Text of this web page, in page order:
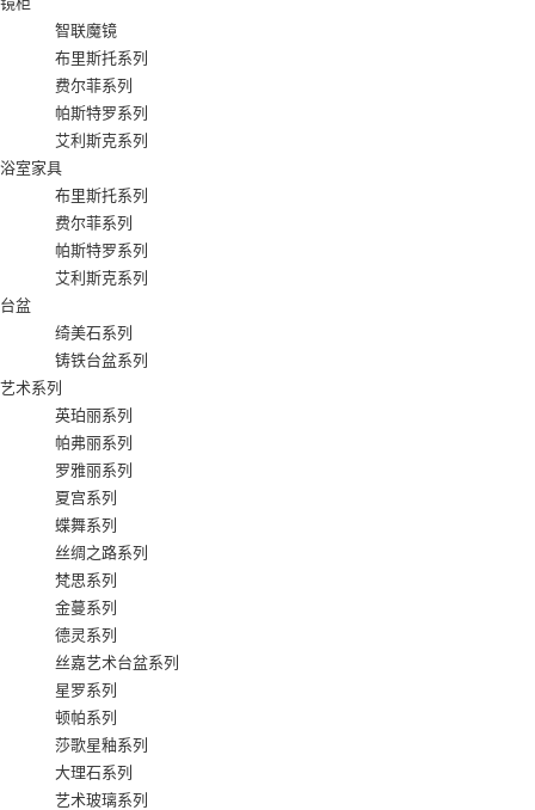
智联魔镜
布里斯托系列
费尔菲系列
帕斯特罗系列
艾利斯克系列
浴室家具
布里斯托系列
费尔菲系列
帕斯特罗系列
艾利斯克系列
台盆
绮美石系列
铸铁台盆系列
艺术系列
英珀丽系列
帕弗丽系列
罗雅丽系列
夏宫系列
蝶舞系列
丝绸之路系列
梵思系列
金蔓系列
德灵系列
丝嘉艺术台盆系列
星罗系列
顿帕系列
莎歌星釉系列
大理石系列
艺术玻璃系列